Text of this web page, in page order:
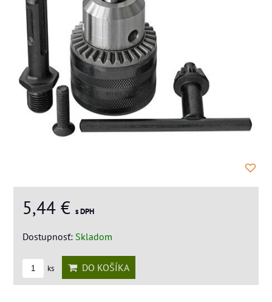
5,44 € s DPH
Dostupnosť: Skladom
ks DO KOŠÍKA